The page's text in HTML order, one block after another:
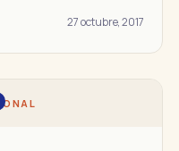
27 octubre, 2017